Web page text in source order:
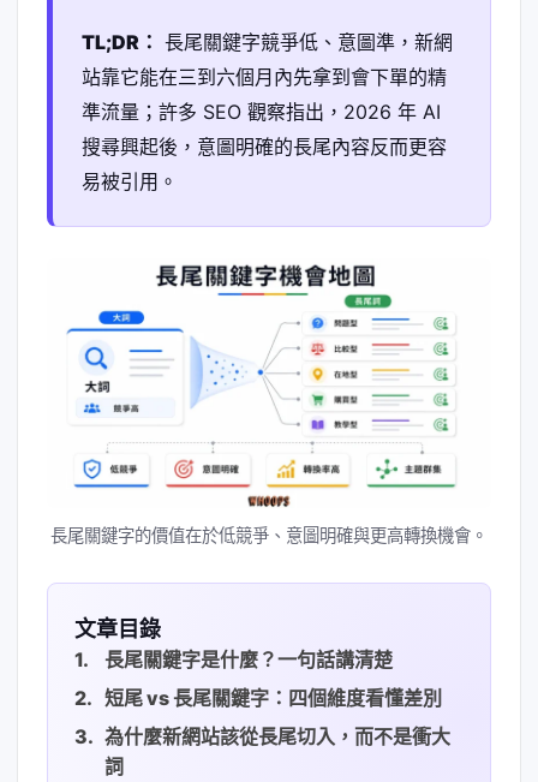
TL;DR： 長尾關鍵字競爭低、意圖準，新網
站靠它能在三到六個月內先拿到會下單的精
準流量；許多 SEO 觀察指出，2026 年 AI
搜尋興起後，意圖明確的長尾內容反而更容
易被引用。
長尾關鍵字的價值在於低競爭、意圖明確與更高轉換機會。
文章目錄
長尾關鍵字是什麼？一句話講清楚
短尾 vs 長尾關鍵字：四個維度看懂差別
為什麼新網站該從長尾切入，而不是衝大
詞